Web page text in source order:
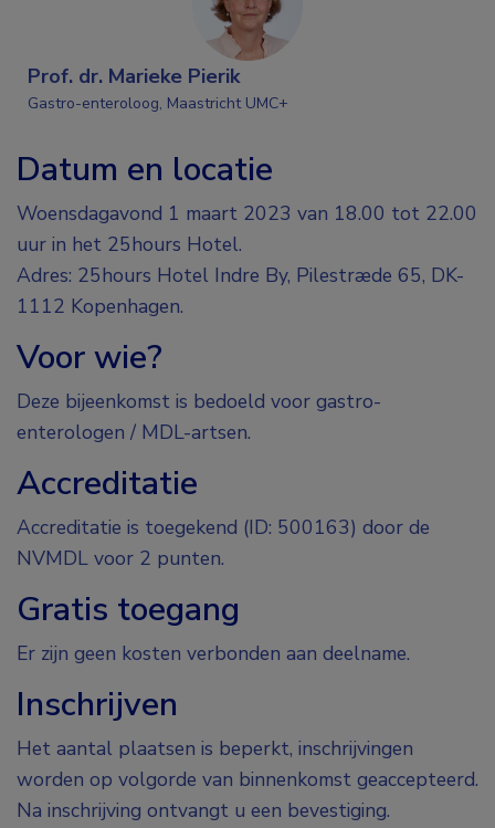
Prof. dr. Marieke Pierik
Gastro-enteroloog, Maastricht UMC+
Datum en locatie
Woensdagavond 1 maart 2023 van 18.00 tot 22.00
uur in het 25hours Hotel.
Adres: 25hours Hotel Indre By, Pilestræde 65, DK-
1112 Kopenhagen.
Voor wie?
Deze bijeenkomst is bedoeld voor gastro-
enterologen / MDL-artsen.
Accreditatie
Accreditatie is toegekend (ID: 500163) door de
NVMDL voor 2 punten.
Gratis toegang
Er zijn geen kosten verbonden aan deelname.
Inschrijven
Het aantal plaatsen is beperkt, inschrijvingen
worden op volgorde van binnenkomst geaccepteerd.
Na inschrijving ontvangt u een bevestiging.